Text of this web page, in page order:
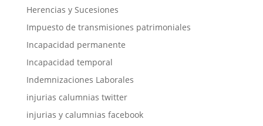
Herencias y Sucesiones
Impuesto de transmisiones patrimoniales
Incapacidad permanente
Incapacidad temporal
Indemnizaciones Laborales
injurias calumnias twitter
injurias y calumnias facebook